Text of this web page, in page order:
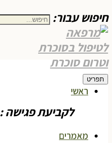
חיפוש עבור:
תפריט
לקביעת פגישה : 050-7499980
ראשי
מאמרים